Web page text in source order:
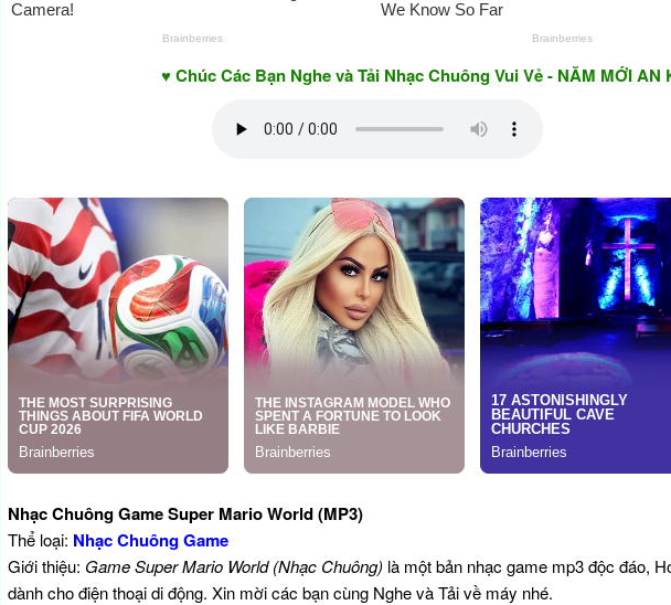
♥ Chúc Các Bạn Nghe và Tải Nhạc Chuông Vui Vẻ - NĂM MỚI AN KHANG &
Nhạc Chuông Game Super Mario World (MP3)
Thể loại: Nhạc Chuông Game
Giới thiệu: Game Super Mario World (Nhạc Chuông) là một bản nhạc game mp3 độc đáo,
dành cho điện thoại di động. Xin mời các bạn cùng Nghe và Tải về máy nhé.